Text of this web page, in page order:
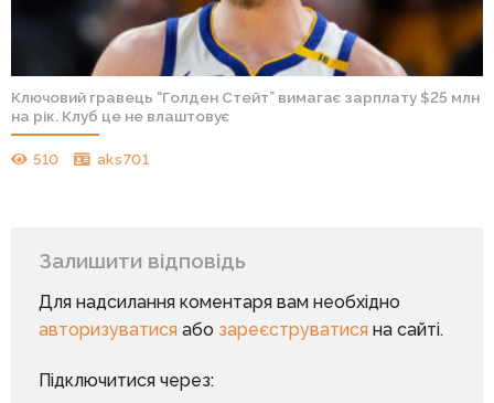
Ключовий гравець “Голден Стейт” вимагає зарплату $25 млн
на рік. Клуб це не влаштовує
510 aks701
Залишити відповідь
Для надсилання коментаря вам необхідно
авторизуватисяабо зареєструватисяна сайті.
Підключитися через: